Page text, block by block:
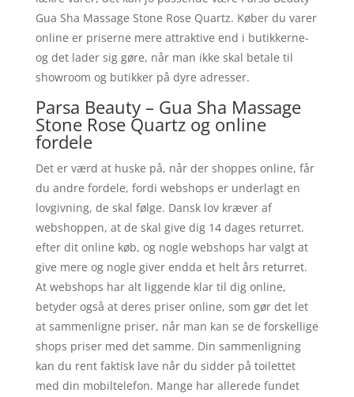
Gua Sha Massage Stone Rose Quartz. Køber du varer
online er priserne mere attraktive end i butikkerne-
og det lader sig gøre, når man ikke skal betale til
showroom og butikker på dyre adresser.
Parsa Beauty – Gua Sha Massage
Stone Rose Quartz og online
fordele
Det er værd at huske på, når der shoppes online, får
du andre fordele, fordi webshops er underlagt en
lovgivning, de skal følge. Dansk lov kræver af
webshoppen, at de skal give dig 14 dages returret.
efter dit online køb, og nogle webshops har valgt at
give mere og nogle giver endda et helt års returret.
At webshops har alt liggende klar til dig online,
betyder også at deres priser online, som gør det let
at sammenligne priser, når man kan se de forskellige
shops priser med det samme. Din sammenligning
kan du rent faktisk lave når du sidder på toilettet
med din mobiltelefon. Mange har allerede fundet